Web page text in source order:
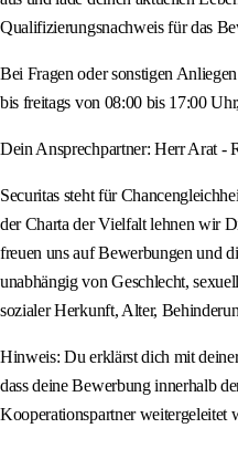
Qualifizierungsnachweis für das
Bei Fragen oder sonstigen
bis freitags von 08:00 bis 17:00
Dein Ansprechpartner: Herr Arat -
Securitas steht für
der Charta der Vielfalt lehnen wir
freuen uns auf Bewerbungen und
unabhängig von Geschlecht,
sozialer Herkunft, Alter,
Hinweis: Du erklärst dich mit
dass deine Bewerbung innerhalb
Kooperationspartner weitergeleitet